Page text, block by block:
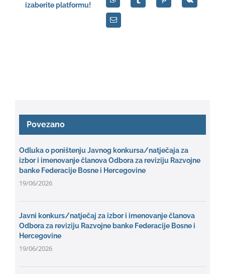
izaberite platformu!
Povezano
Odluka o poništenju Javnog konkursa/natječaja za
izbor i imenovanje članova Odbora za reviziju Razvojne
banke Federacije Bosne i Hercegovine
19/06/2026
Javni konkurs/natječaj za izbor i imenovanje članova
Odbora za reviziju Razvojne banke Federacije Bosne i
Hercegovine
19/06/2026